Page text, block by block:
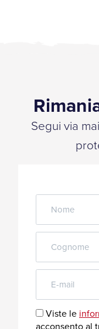
Segui via